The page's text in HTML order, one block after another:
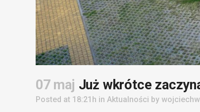
07 maj Już wkrótce
Posted at 18:21h in Aktualności by